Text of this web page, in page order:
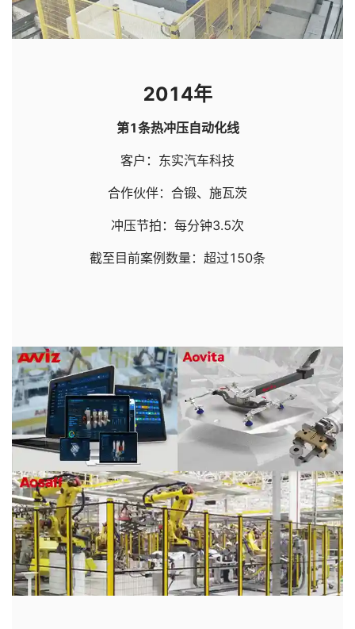
2014年
第1条热冲压自动化线
客户：东实汽车科技
合作伙伴：合锻、施瓦茨
冲压节拍：每分钟3.5次
截至目前案例数量：超过150条